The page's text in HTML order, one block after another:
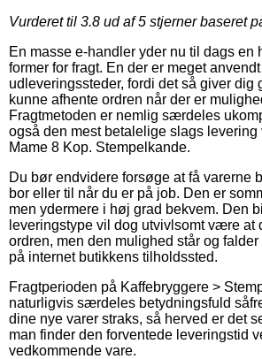
Vurderet til 3.8 ud af 5 stjerner baseret
En masse e-handler yder nu til dags en
former for fragt. En der er meget
udleveringssteder, fordi det så giver dig
kunne afhente ordren når der er
Fragtmetoden er nemlig særdeles
også den mest betalelige slags levering
Mame 8 Kop. Stempelkande.
Du bør endvidere forsøge at få varerne
bor eller til når du er på job. Den er
men ydermere i høj grad bekvem. Den
leveringstype vil dog utvivlsomt være at
ordren, men den mulighed står og
på internet butikkens tilholdssted.
Fragtperioden på Kaffebryggere >
naturligvis særdeles betydningsfuld
dine nye varer straks, så herved er det
man finder den forventede leveringstid
vedkommende vare.